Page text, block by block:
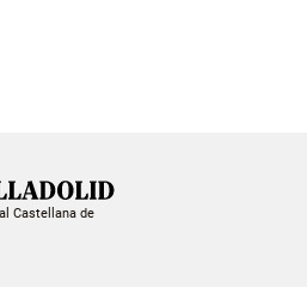
Castellana de